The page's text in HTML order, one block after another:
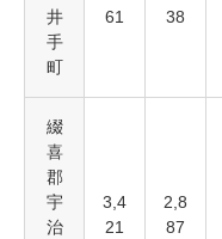
井
手
町
61
38
綴
喜
郡
宇
治
3,4
21
2,8
87